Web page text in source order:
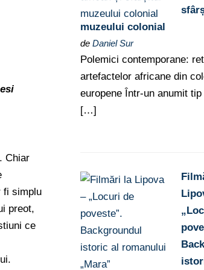
Chiar
fi simplu
preot,
ce
muzeului colonial
de Daniel Sur
Polemici contemporane:
artefactelor africane din
europene Într-un anumit
[…]